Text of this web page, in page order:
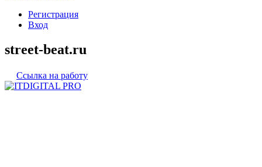
Регистрация
Вход
street-beat.ru
Ссылка на работу